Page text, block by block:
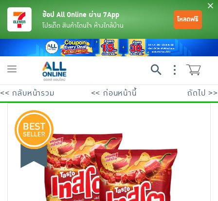
ช้อป All Online ผ่าน 7App
โปรเด็ด สินค้าโดนใจ ห้างใกล้บ้าน
โหลดฟรี
Toggle
<< กลับหน้ารวม << ก่อนหน้านี้ ถัดไป >>